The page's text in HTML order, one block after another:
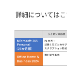
詳細については